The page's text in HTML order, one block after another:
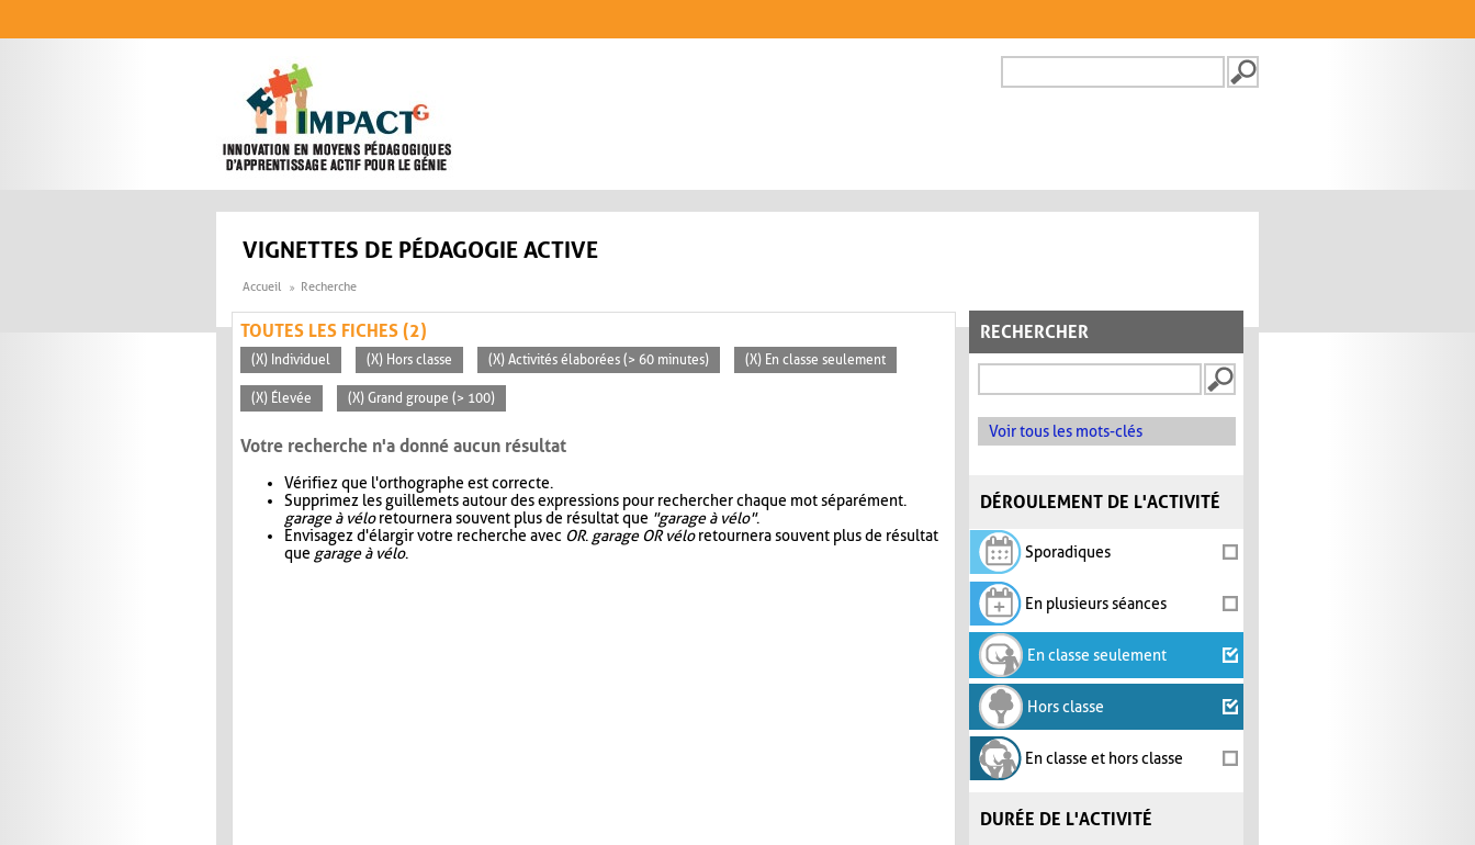
FORMULAIRE DE
VIGNETTES DE PÉDAGOGIE ACTIVE
Accueil Recherche
RECHERCHER
Voir tous les mots-clés
DÉROULEMENT DE L'ACTIVITÉ
Sporadiques
En plusieurs séances
En classe seulement
Hors classe
En classe et hors classe
DURÉE DE L'ACTIVITÉ
TOUTES LES FICHES (2)
(X) Individuel (X) Hors classe (X) Activités élaborées (> 60 minutes) (X) En classe seulement
(X) Élevée (X) Grand groupe (> 100)
Votre recherche n'a donné aucun résultat
Vérifiez que l'orthographe est correcte.
Supprimez les guillemets autour des expressions pour rechercher chaque mot séparément.
garage à véloretournera souvent plus de résultat que "garage à vélo".
Envisagez d'élargir votre recherche avec OR. garage OR véloretournera souvent plus de résultat
que garage à vélo.